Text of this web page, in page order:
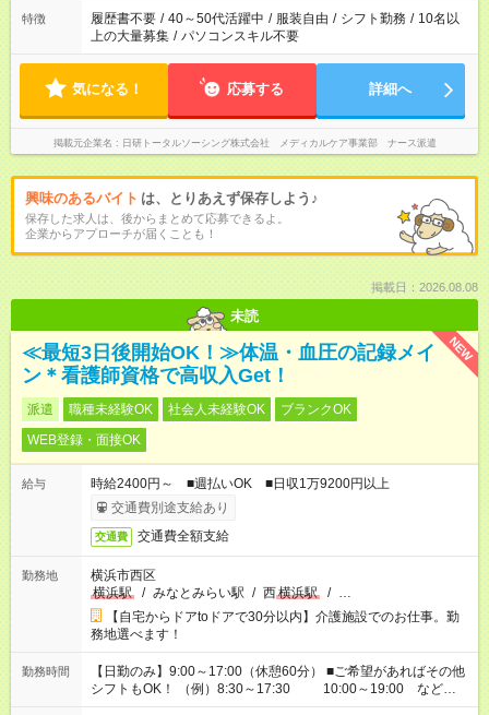
ません
特徴 履歴書不要 / 40～50代活躍中 / 服装自由 / シフト勤務 / 10名以
上の大量募集 / パソコンスキル不要
気になる！ 応募する 詳細へ
掲載元企業名 日研トータルソーシング株式会社 メディカルケア事業部 ナース派遣
興味のあるバイト は、とりあえず保存しよう♪
保存した求人は、後からまとめて応募できるよ。
企業からアプローチが届くことも！
掲載日：2026.08.08
未読
NEW
≪最短3日後開始OK！≫体温・血圧の記録メイ
ン＊看護師資格で高収入Get！
派遣 職種未経験OK 社会人未経験OK
ブランクOK
WEB登録・面接OK
給与
時給2400円～ ■週払いOK ■日収1万9200円以上
交通費別途支給あり
交通費 交通費全額支給
勤務地
横浜市西区
横浜駅
/ みなとみらい駅 / 西横浜駅 / …
【自宅からドアtoドアで30分以内】介護施設でのお仕事。勤
務地選べます！
勤務時間
【日勤のみ】9:00～17:00（休憩60分） ■ご希望があればその他
シフトもOK！ （例）8:30～17:30 10:00～19:00 など
「家族とお休みを合わせたい」 「できれば残業はしたくない」